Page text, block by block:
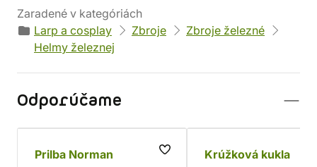
Zaradené v kategóriách
Larp a cosplay
Zbroje
Zbroje železné
Helmy železnej
Odporúčame
Prilba Norman
Krúžková kukla